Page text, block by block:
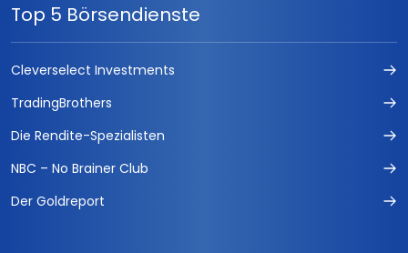
Top 5 Börsendienste
Cleverselect Investments
TradingBrothers
Die Rendite-Spezialisten
NBC – No Brainer Club
Der Goldreport